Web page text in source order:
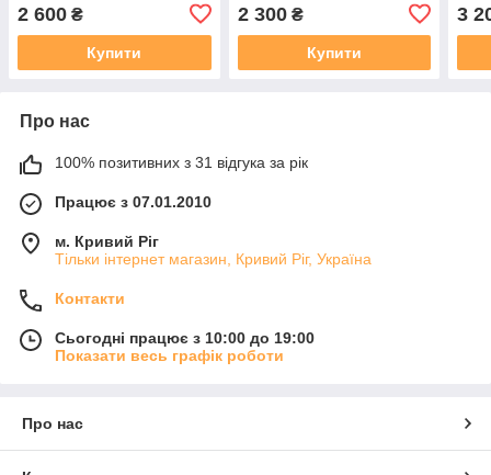
2 600 ₴
Купити
2 300₴
Купити
3
Про нас
100% позитивних з 31 відгука за рік
Працює з 07.01.2010
м. Кривий Ріг
Тільки інтернет магазин, Кривий Ріг, Україна
Контакти
Сьогодні працює з 10:00 до 19:00
Показати весь графік роботи
Про нас